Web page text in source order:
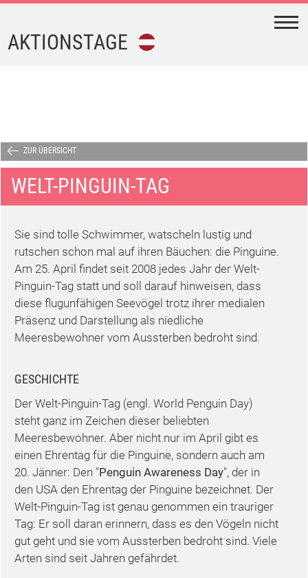
AKTIONSTAGE
KALENDER-
DOWNLOAD
TERMINE
IMPRESSUM
AKTIONSTAGE
ZUR ÜBERSICHT
WELT-PINGUIN-TAG
Sie sind tolle Schwimmer, watscheln lustig und
rutschen schon mal auf ihren Bäuchen: die Pinguine.
Am 25. April findet seit 2008 jedes Jahr der Welt-
Pinguin-Tag statt und soll darauf hinweisen, dass
diese flugunfähigen Seevögel trotz ihrer medialen
Präsenz und Darstellung als niedliche
Meeresbewohner vom Aussterben bedroht sind.
GESCHICHTE
Der Welt-Pinguin-Tag (engl. World Penguin Day)
steht ganz im Zeichen dieser beliebten
Meeresbewohner. Aber nicht nur im April gibt es
einen Ehrentag für die Pinguine, sondern auch am
20. Jänner: Den "Penguin Awareness Day", der in
den USA den Ehrentag der Pinguine bezeichnet. Der
Welt-Pinguin-Tag ist genau genommen ein trauriger
Tag: Er soll daran erinnern, dass es den Vögeln nicht
gut geht und sie vom Aussterben bedroht sind. Viele
Arten sind seit Jahren gefährdet.